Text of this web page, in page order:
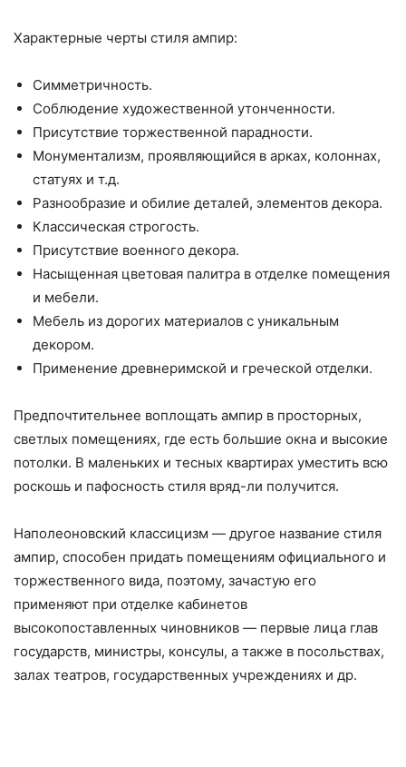
Характерные черты стиля ампир:
Симметричность.
Соблюдение художественной утонченности.
Присутствие торжественной парадности.
Монументализм, проявляющийся в арках, колоннах,
статуях и т.д.
Разнообразие и обилие деталей, элементов декора.
Классическая строгость.
Присутствие военного декора.
Насыщенная цветовая палитра в отделке помещения
и мебели.
Мебель из дорогих материалов с уникальным
декором.
Применение древнеримской и греческой отделки.
Предпочтительнее воплощать ампир в просторных,
светлых помещениях, где есть большие окна и высокие
потолки. В маленьких и тесных квартирах уместить всю
роскошь и пафосность стиля вряд-ли получится.
Наполеоновский классицизм — другое название стиля
ампир, способен придать помещениям официального и
торжественного вида, поэтому, зачастую его
применяют при отделке кабинетов
высокопоставленных чиновников — первые лица глав
государств, министры, консулы, а также в посольствах,
залах театров, государственных учреждениях и др.